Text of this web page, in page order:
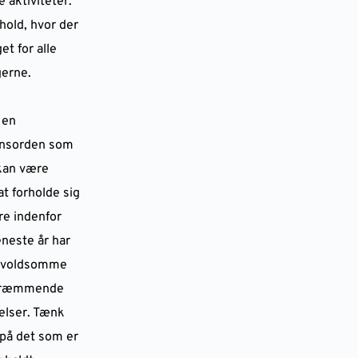
hvor der
for alle
som
være
forholde sig
indenfor
år har
Tænk
det som er